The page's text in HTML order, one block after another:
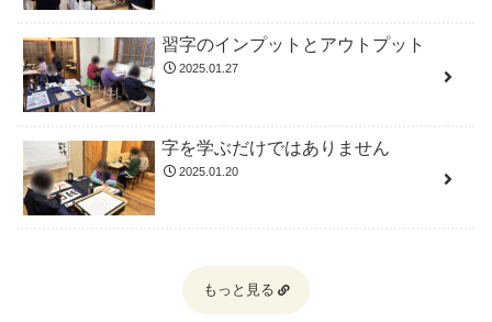
習字のインプットとアウトプット
2025.01.27
字を学ぶだけではありません
2025.01.20
もっと見る